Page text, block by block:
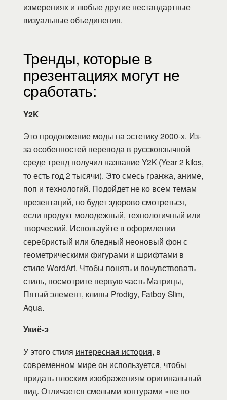
измерениях и любые другие нестандартные
визуальные объединения.
Тренды, которые в
презентациях могут не
сработать:
Y2K
Это продолжение моды на эстетику 2000-х. Из-
за особенностей перевода в русскоязычной
среде тренд получил название Y2K (Year 2 kilos,
то есть год 2 тысячи). Это смесь гранжа, аниме,
поп и технологий. Подойдет не ко всем темам
презентаций, но будет здорово смотреться,
если продукт молодежный, технологичный или
творческий. Используйте в оформлении
серебристый или бледный неоновый фон с
геометрическими фигурами и шрифтами в
стиле WordArt. Чтобы понять и почувствовать
стиль, посмотрите первую часть Матрицы,
Пятый элемент, клипы Prodigy, Fatboy Slim,
Aqua.
Укиё-э
У этого стиля интересная история, в
современном мире он используется, чтобы
придать плоским изображениям оригинальный
вид. Отличается смелыми контурами «не по